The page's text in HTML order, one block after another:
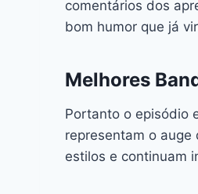
comentários dos
bom humor que já
Melhores
Portanto o episódio
representam o auge
estilos e continuam